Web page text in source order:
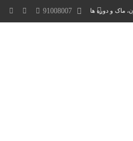
ماک و دوره ها 91008007